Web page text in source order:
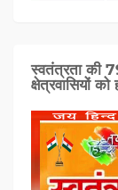
स्वतंत्रता की
क्षेत्रवासियों